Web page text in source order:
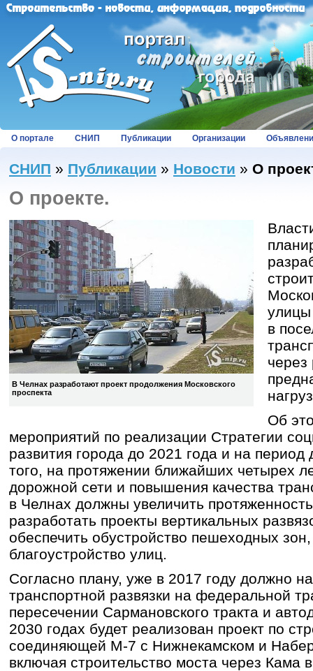
О портале СНИП Публикации Организации
СНИП » Публикации » Новости » О
О проекте.
В Челнах разработают проект продолжения Московского
проспекта
в
через
Об
мероприятий по реализации Стратегии
развития города до 2021 года и на
того, на протяжении ближайших четырех
дорожной сети и повышения качества
в Челнах должны увеличить
разработать проекты вертикальных
обеспечить обустройство пешеходных
благоустройство улиц.
Согласно плану, уже в 2017 году должно
транспортной развязки на федеральной
пересечении Сармановского тракта и
2030 годах будет реализован проект по
соединяющей М-7 с Нижнекамском и
включая строительство моста через Кама